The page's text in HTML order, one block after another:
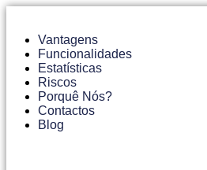
conteúdo
Vantagens
Funcionalidades
Estatísticas
Riscos
Porquê Nós?
Contactos
Blog